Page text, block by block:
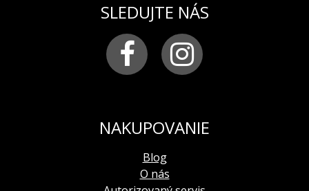
20 mm
Remienky sa veľmi jednoducho vymieňajú
vďaka dômyselnému prispôsobeniu v remienku.
SLEDUJTE NÁS
NAKUPOVANIE
Blog
O nás